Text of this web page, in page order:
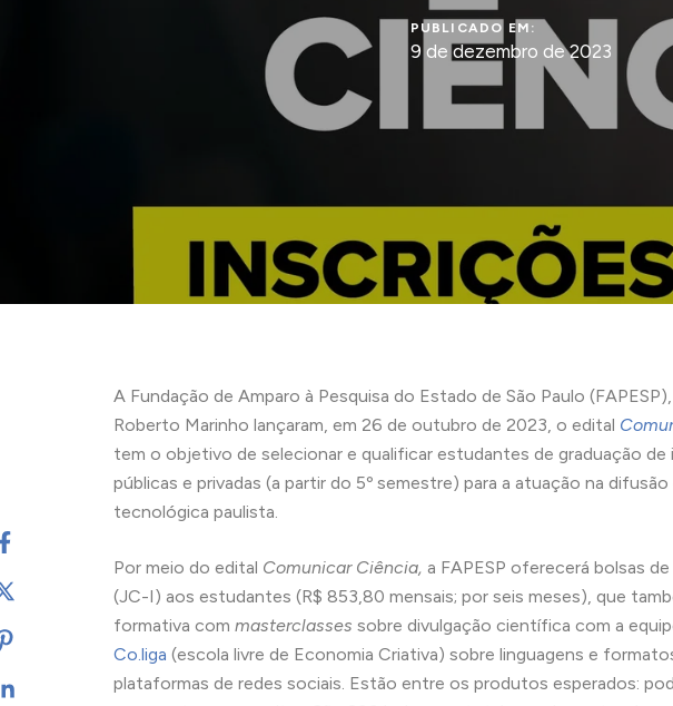
PUBLICADO EM:
9 de dezembro de 2023
A Fundação de Amparo à Pesquisa do Estado de São Paulo
Roberto Marinho lançaram, em 26 de outubro de 2023, o edital
tem o objetivo de selecionar e qualificar estudantes de graduação
públicas e privadas (a partir do 5º semestre) para a atuação na
tecnológica paulista.
Por meio do edital Comunicar Ciência, a FAPESP oferecerá bolsas
(JC-I) aos estudantes (R$ 853,80 mensais; por seis meses), que
formativa com masterclasses sobre divulgação científica com a
Co.liga (escola livre de Economia Criativa) sobre linguagens e
plataformas de redes sociais. Estão entre os produtos esperados: